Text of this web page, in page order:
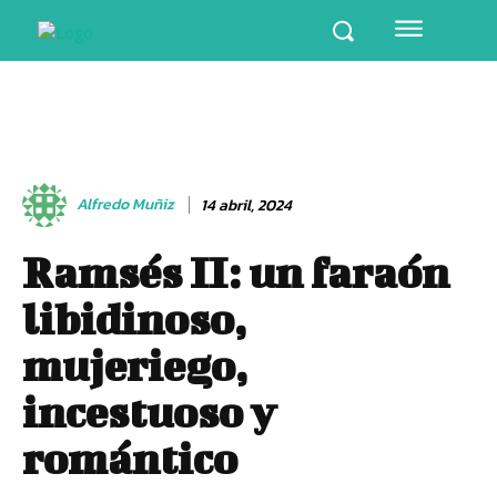
Alfredo Muñiz 14 abril, 2024
Ramsés II: un faraón
libidinoso,
mujeriego,
incestuoso y
romántico